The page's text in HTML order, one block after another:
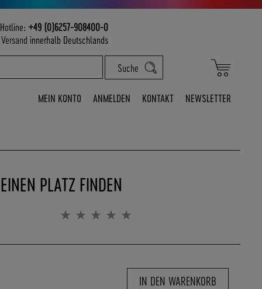
Mein
+49 (0)6257-908400-0
Versand innerhalb Deutschlands
Suche
MEIN KONTO ANMELDEN KONTAKT NEWSLETTER
PLATZ FINDEN
Bewertung:
IN DEN WARENKORB